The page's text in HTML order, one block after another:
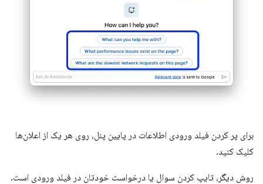
برای پر کردن فیلد ورودی اطلاعات در پایین پنل، روی هر یک از اعلان‌ها
کلیک کنید.
روش دیگر، تایپ کردن سوال یا درخواست خودتان در فیلد ورودی است.